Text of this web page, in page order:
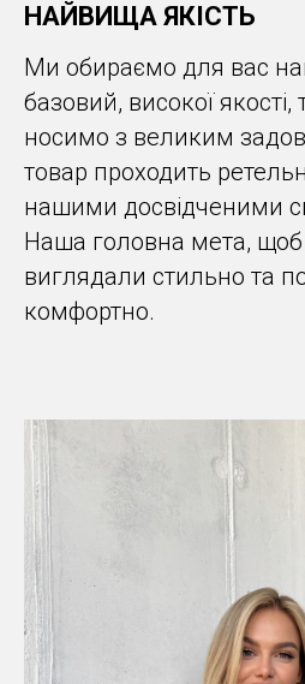
НАЙВИЩА ЯКІСТЬ
Ми обираємо для вас
базовий, високої
носимо з великим
товар проходить
нашими досвідченими
Наша головна мета,
виглядали стильно та
комфортно.